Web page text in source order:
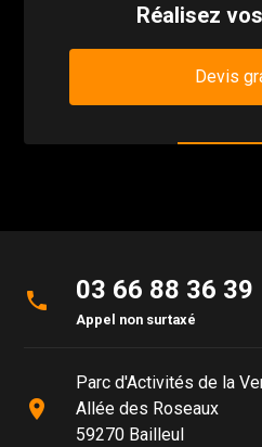
Réalisez
Devis
phone 03 66 88 36 39
Appel non surtaxé
place
Parc d'Activités de la
Allée des Roseaux
59270 Bailleul